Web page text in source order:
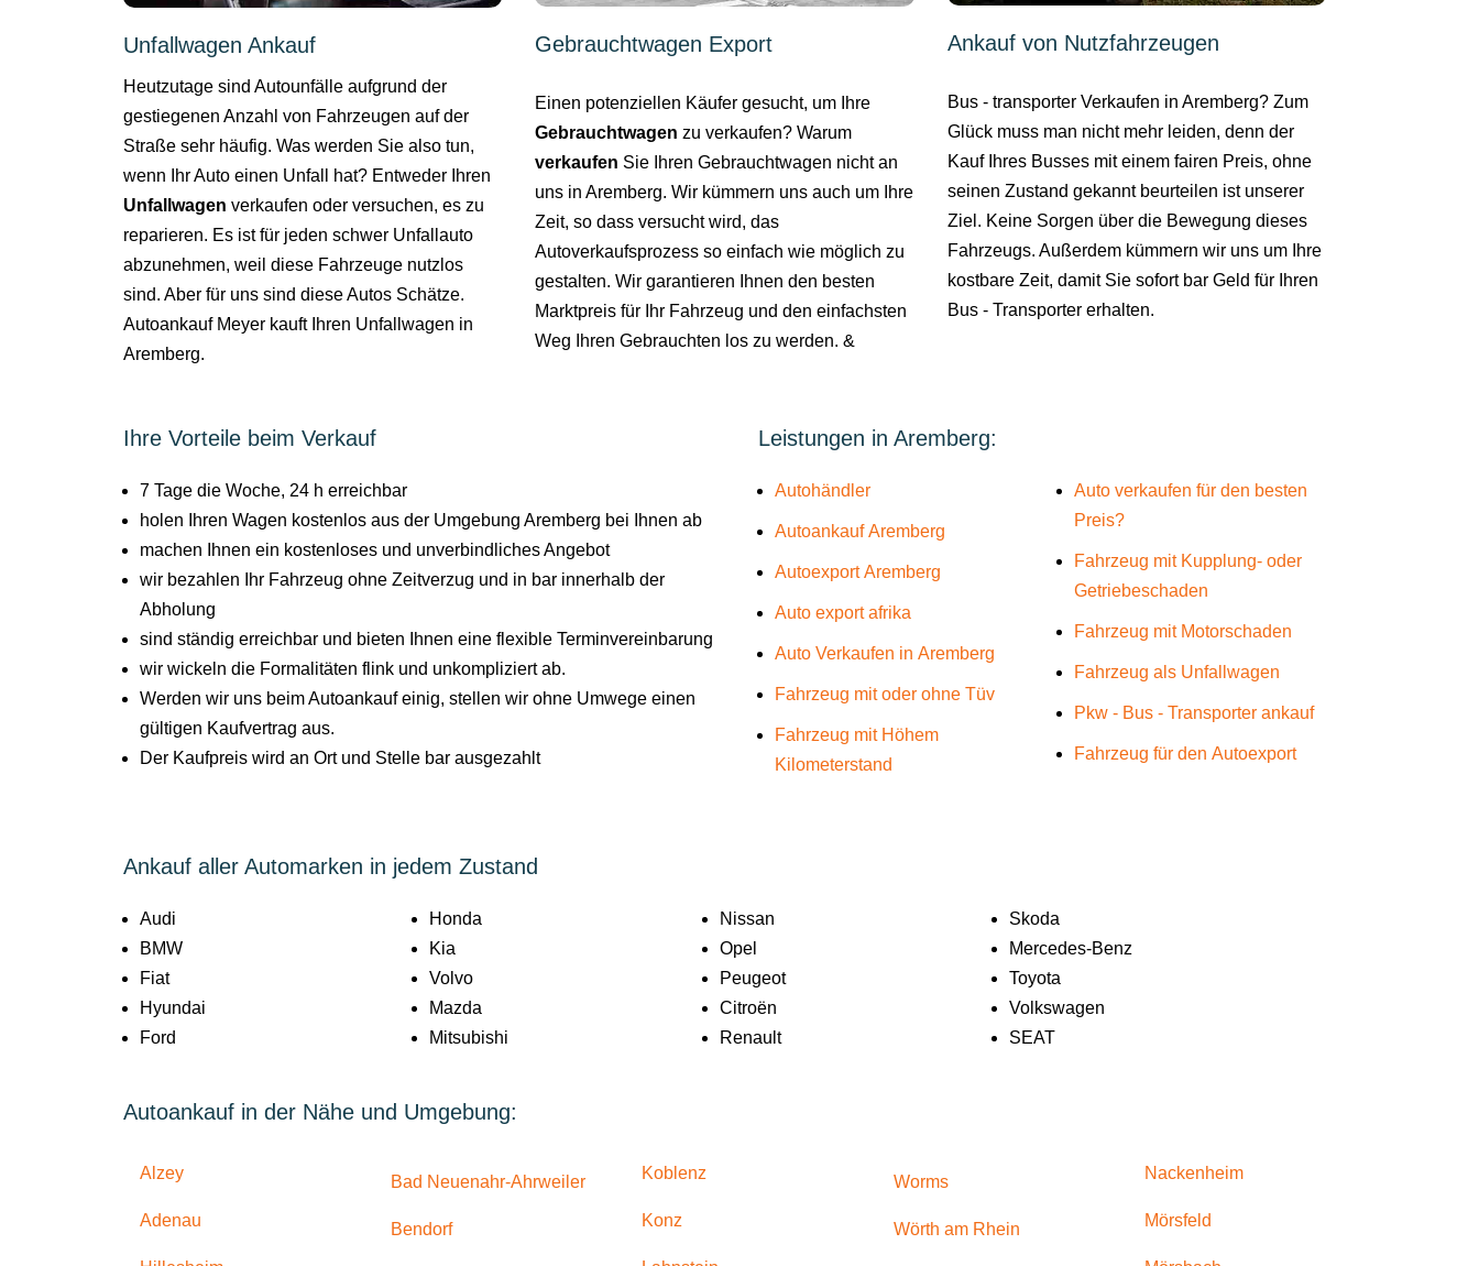
Unfallwagen Ankauf
Heutzutage sind Autounfälle aufgrund der
gestiegenen Anzahl von Fahrzeugen auf der
Straße sehr häufig. Was werden Sie also tun,
wenn Ihr Auto einen Unfall hat? Entweder Ihren
Unfallwagen verkaufen oder versuchen, es zu
reparieren. Es ist für jeden schwer Unfallauto
abzunehmen, weil diese Fahrzeuge nutzlos
sind. Aber für uns sind diese Autos Schätze.
Autoankauf Meyer kauft Ihren Unfallwagen in
Aremberg.
Gebrauchtwagen Export
Einen potenziellen Käufer gesucht, um Ihre
Gebrauchtwagen zu verkaufen? Warum
verkaufen Sie Ihren Gebrauchtwagen nicht an
uns in Aremberg. Wir kümmern uns auch um Ihre
Zeit, so dass versucht wird, das
Autoverkaufsprozess so einfach wie möglich zu
gestalten. Wir garantieren Ihnen den besten
Marktpreis für Ihr Fahrzeug und den einfachsten
Weg Ihren Gebrauchten los zu werden. &
Ankauf von Nutzfahrzeugen
Bus - transporter Verkaufen in Aremberg? Zum
Glück muss man nicht mehr leiden, denn der
Kauf Ihres Busses mit einem fairen Preis, ohne
seinen Zustand gekannt beurteilen ist unserer
Ziel. Keine Sorgen über die Bewegung dieses
Fahrzeugs. Außerdem kümmern wir uns um Ihre
kostbare Zeit, damit Sie sofort bar Geld für Ihren
Bus - Transporter erhalten.
Ihre Vorteile beim Verkauf
7 Tage die Woche, 24 h erreichbar
holen Ihren Wagen kostenlos aus der Umgebung Aremberg bei Ihnen ab
machen Ihnen ein kostenloses und unverbindliches Angebot
wir bezahlen Ihr Fahrzeug ohne Zeitverzug und in bar innerhalb der
Abholung
sind ständig erreichbar und bieten Ihnen eine flexible Terminvereinbarung
wir wickeln die Formalitäten flink und unkompliziert ab.
Werden wir uns beim Autoankauf einig, stellen wir ohne Umwege einen
gültigen Kaufvertrag aus.
Der Kaufpreis wird an Ort und Stelle bar ausgezahlt
Leistungen in Aremberg:
Autohändler
Autoankauf Aremberg
Autoexport Aremberg
Auto export afrika
Auto Verkaufen in Aremberg
Fahrzeug mit oder ohne Tüv
Fahrzeug mit Höhem
Kilometerstand
Auto verkaufen für den besten
Preis?
Fahrzeug mit Kupplung- oder
Getriebeschaden
Fahrzeug mit Motorschaden
Fahrzeug als Unfallwagen
Pkw - Bus - Transporter ankauf
Fahrzeug für den Autoexport
Ankauf aller Automarken in jedem Zustand
Audi
BMW
Fiat
Hyundai
Ford
Honda
Kia
Volvo
Mazda
Mitsubishi
Nissan
Opel
Peugeot
Citroën
Renault
Skoda
Mercedes-Benz
Toyota
Volkswagen
SEAT
Autoankauf in der Nähe und Umgebung:
Alzey
Adenau
Bad Neuenahr-Ahrweiler
Bendorf
Koblenz
Konz
Worms
Wörth am Rhein
Nackenheim
Mörsfeld